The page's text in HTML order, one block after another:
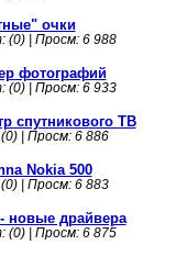
очки
(0) | Просм: 6 988
фотографий
(0) | Просм: 6 933
спутникового ТВ
| Просм: 6 886
Nokia 500
| Просм: 6 883
новые драйвера
(0) | Просм: 6 875